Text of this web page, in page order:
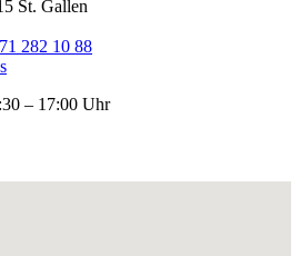
St. Gallen
282 10 88
– 17:00 Uhr